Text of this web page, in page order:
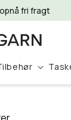
fri fragt